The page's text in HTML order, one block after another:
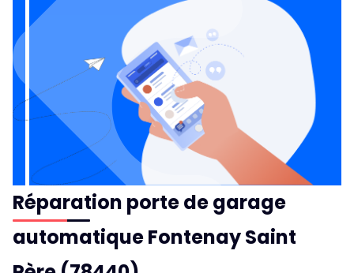
Réparation porte de garage
automatique Fontenay Saint